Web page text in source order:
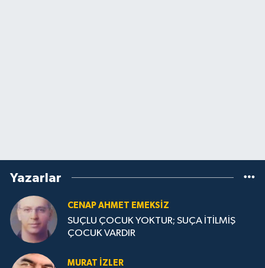
Yazarlar
CENAP AHMET EMEKSİZ
SUÇLU ÇOCUK YOKTUR; SUÇA İTİLMİŞ
ÇOCUK VARDIR
MURAT İZLER